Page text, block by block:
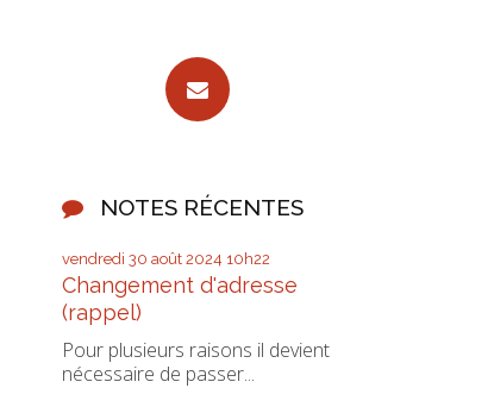
NOTES RÉCENTES
vendredi 30 août 2024 10h22
Changement d'adresse
(rappel)
Pour plusieurs raisons il devient
nécessaire de passer...